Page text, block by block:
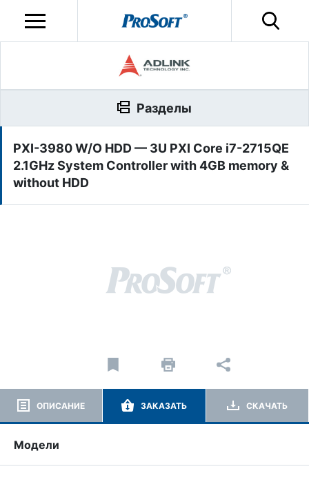
PXI-3980 W/O HDD — 3U PXI Core i7-2715QE
2.1GHz System Controller with 4GB memory &
without HDD
ОПИСАНИЕ ЗАКАЗАТЬ СКАЧАТЬ
Модели
Разделы